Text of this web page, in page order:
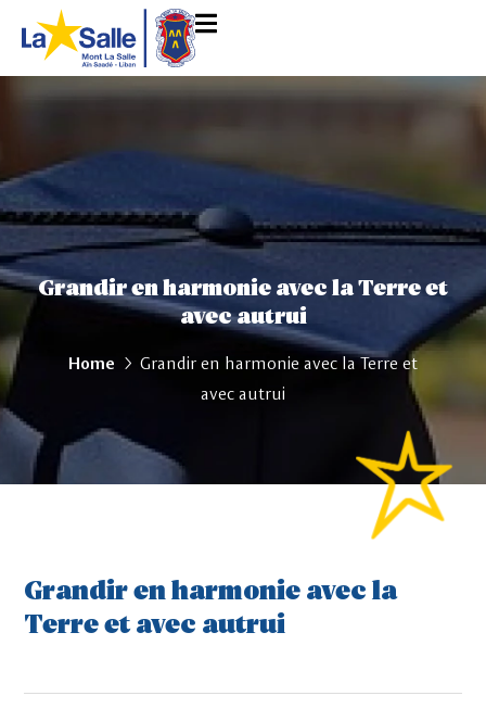
Grandir en harmonie avec la Terre et
avec autrui
Home
Grandir en harmonie avec la Terre et
avec autrui
Grandir en harmonie avec la
Terre et avec autrui